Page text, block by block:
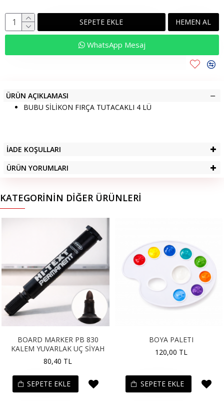
SEPETE EKLE HEMEN AL
WhatsApp Mesaj
ÜRÜN AÇIKLAMASI
BUBU SİLİKON FIRÇA TUTACAKLI 4 LÜ
İADE KOŞULLARI
ÜRÜN YORUMLARI
KATEGORININ DIĞER ÜRÜNLERI
BOARD MARKER PB 830
KALEM YUVARLAK UÇ SİYAH
80,40 TL
SEPETE EKLE
BOYA PALETI
120,00 TL
SEPETE EKLE